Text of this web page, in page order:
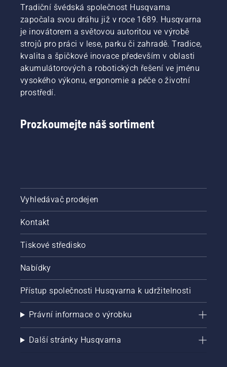
Tradiční švédská společnost Husqvarna
započala svou dráhu již v roce 1689. Husqvarna
je inovátorem a světovou autoritou ve výrobě
strojů pro práci v lese, parku či zahradě. Tradice,
kvalita a špičkové inovace především v oblasti
akumulátorových a robotických řešení ve jménu
vysokého výkonu, ergonomie a péče o životní
prostředí.
Prozkoumejte náš sortiment
Vyhledávač prodejen
Kontakt
Tiskové středisko
Nabídky
Přístup společnosti Husqvarna k udržitelnosti
Právní informace o výrobku
Další stránky Husqvarna